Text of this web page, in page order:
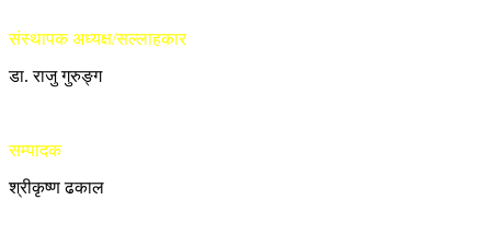
संस्थापक अध्यक्ष/सल्लाहकार
डा. राजु गुरुङ्ग
सम्पादक
श्रीकृष्ण ढकाल